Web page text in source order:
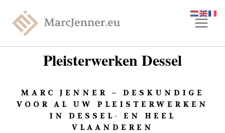
Pleisterwerken Dessel
MARC JENNER – DESKUNDIGE
VOOR AL UW PLEISTERWERKEN
IN DESSEL- EN HEEL
VLAANDEREN